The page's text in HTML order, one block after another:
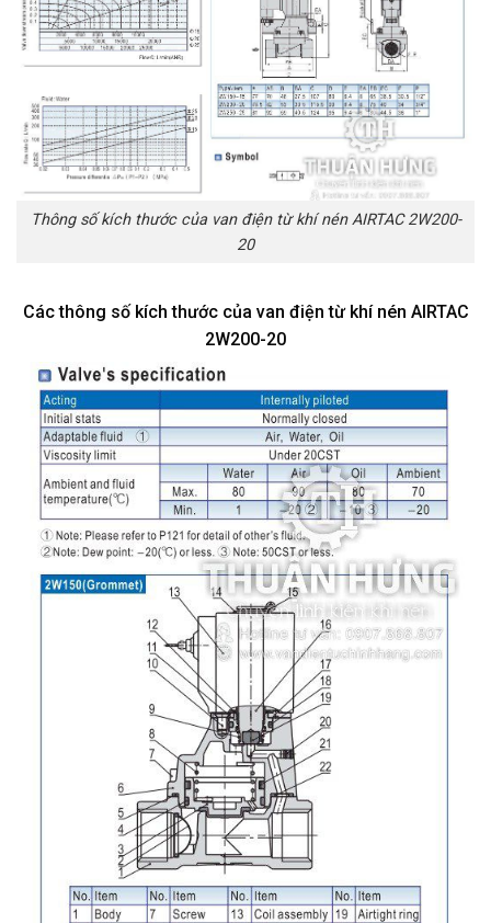
Thông số kích thước của van điện từ khí nén AIRTAC 2W200-
20
Các thông số kích thước của van điện từ khí nén AIRTAC
2W200-20